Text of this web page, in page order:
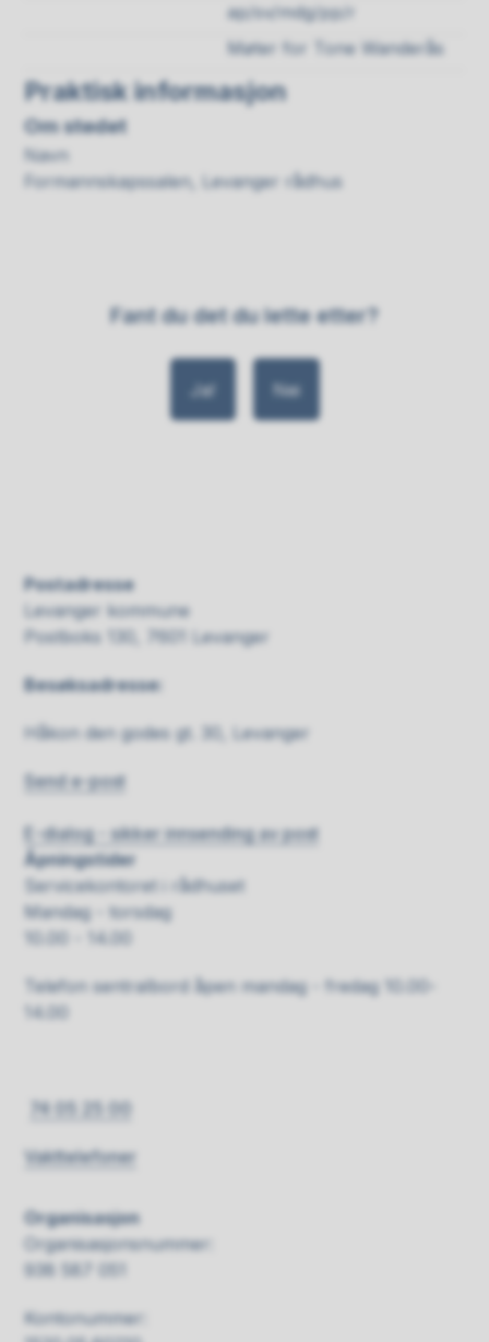
ap/sv/mdg/pp/r
Møter for Tone Wanderås
Praktisk informasjon
Om stedet
Navn
Formannskapssalen, Levanger rådhus
Fant du det du lette etter?
Ja Nei
Postadresse
Levanger kommune
Postboks 130, 7601 Levanger
Besøksadresse:
Håkon den godes gt. 30, Levanger
Send e-post
E-dialog - sikker innsending av post
Åpningstider
Servicekontoret i rådhuset
Mandag - torsdag
10.00 - 14.00
Telefon sentralbord åpen mandag - fredag 10.00-
14.00
74 05 25 00
Vakttelefoner
Organisasjon
Organisasjonsnummer:
938 587 051
Kontonummer: